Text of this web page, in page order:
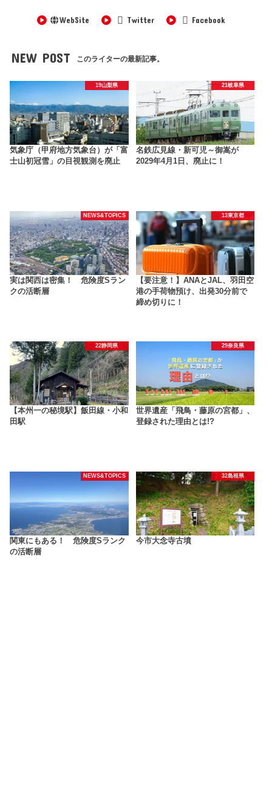
WebSite Twitter Facebook
NEW POST このライターの最新記事。
19山梨県
気象庁（甲府地方気象台）が「富
士山初冠雪」の目視観測を廃止
21岐阜県
名鉄広見線・新可児～御嵩が
2029年4月1日、廃止に！
NEWS&TOPICS
実は関西は密集！ 危険度Sラン
クの活断層
13東京都
【要注意！】ANAとJAL、羽田空
港の手荷物預け、出発30分前で
締め切りに！
22静岡県
【本州一の秘境駅】飯田線・小和
田駅
29奈良県
世界遺産「飛鳥・藤原の宮都」、
登録された理由とは!?
NEWS&TOPICS
関東にもある！ 危険度Sランク
の活断層
32島根県
今市大念寺古墳